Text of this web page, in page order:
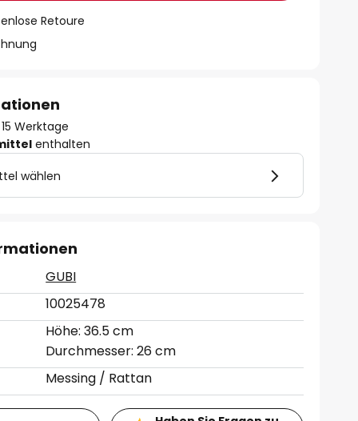
Retoure
Werktage
enthalten
wählen
GUBI
10025478
Höhe: 36.5 cm
Durchmesser: 26 cm
Messing / Rattan